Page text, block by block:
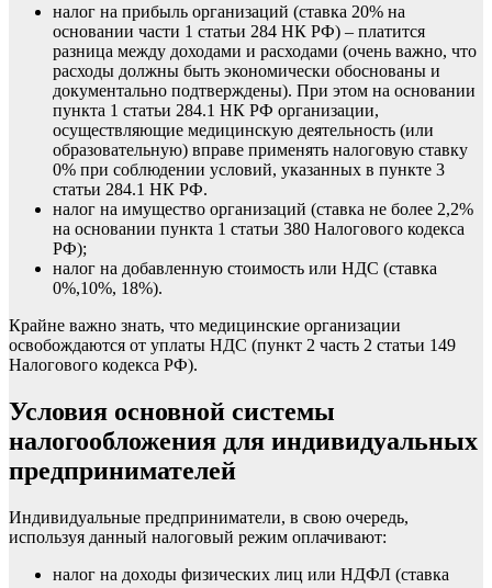
налог на прибыль организаций (ставка 20% на
основании части 1 статьи 284 НК РФ) – платится
разница между доходами и расходами (очень важно, что
расходы должны быть экономически обоснованы и
документально подтверждены). При этом на основании
пункта 1 статьи 284.1 НК РФ организации,
осуществляющие медицинскую деятельность (или
образовательную) вправе применять налоговую ставку
0% при соблюдении условий, указанных в пункте 3
статьи 284.1 НК РФ.
налог на имущество организаций (ставка не более 2,2%
на основании пункта 1 статьи 380 Налогового кодекса
РФ);
налог на добавленную стоимость или НДС (ставка
0%,10%, 18%).
Крайне важно знать, что медицинские организации
освобождаются от уплаты НДС (пункт 2 часть 2 статьи 149
Налогового кодекса РФ).
Условия основной системы
налогообложения для индивидуальных
предпринимателей
Индивидуальные предприниматели, в свою очередь,
используя данный налоговый режим оплачивают:
налог на доходы физических лиц или НДФЛ (ставка